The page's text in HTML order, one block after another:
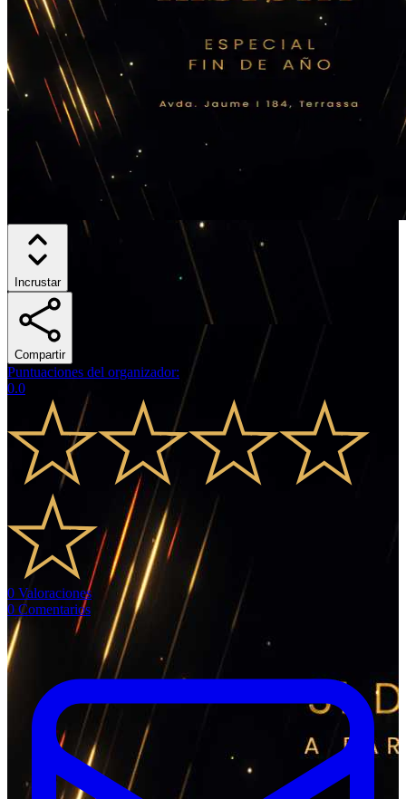
Incrustar
Compartir
Puntuaciones del organizador:
0.0
0 Valoraciones
0 Comentarios